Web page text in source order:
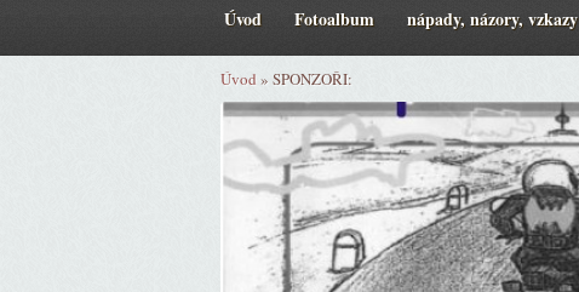
Úvod Fotoalbum nápady, názory, vzkazy
Úvod » SPONZOŘI: